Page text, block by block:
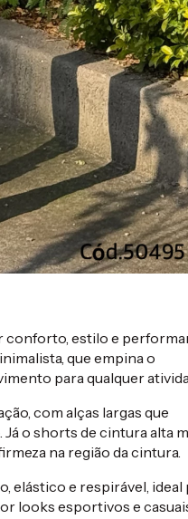
conforto, estilo e
que empina o
para qualquer
com alças largas que
o shorts de cintura alta
na região da cintura.
elástico e respirável, ideal
looks esportivos e